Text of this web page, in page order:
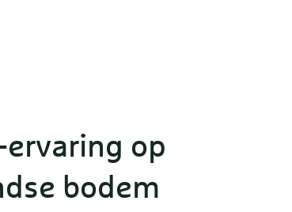
ervaring op
bodem